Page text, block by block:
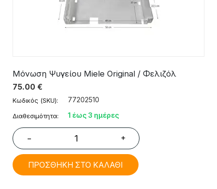
Μόνωση Ψυγείου Miele Original / Φελιζόλ
75.00 €
Κωδικός (SKU): 77202510
Διαθεσιμότητα: 1 έως 3 ημέρες
− +
ΠΡΟΣΘΗΚΗ ΣΤΟ ΚΑΛΑΘΙ